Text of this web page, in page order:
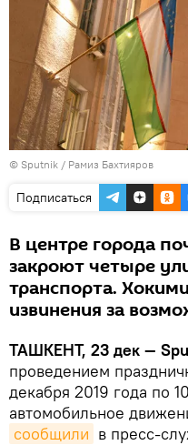
© Sputnik / Рамиз Бахтияров
Подписаться
В центре города
закроют четыре
транспорта.
извинения за
ТАШКЕНТ, 23 дек —
проведением
декабря 2019 года по
автомобильное
сообщили в пресс-